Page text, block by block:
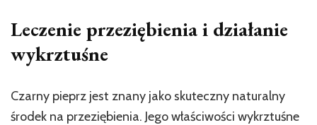
Leczenie przeziębienia i działanie
wykrztuśne
Czarny pieprz jest znany jako skuteczny naturalny
środek na przeziębienia. Jego właściwości wykrztuśne